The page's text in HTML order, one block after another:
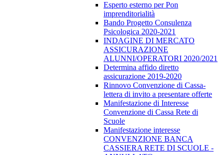
Esperto esterno per Pon
imprenditorialità
Bando Progetto Consulenza
Psicologica 2020-2021
INDAGINE DI MERCATO
ASSICURAZIONE
ALUNNI/OPERATORI 2020/2021
Determina affido diretto
assicurazione 2019-2020
Rinnovo Convenzione di Cassa-
lettera di invito a presentare offerte
Manifestazione di Interesse
Convenzione di Cassa Rete di
Scuole
Manifestazione interesse
CONVENZIONE BANCA
CASSIERA RETE DI SCUOLE -